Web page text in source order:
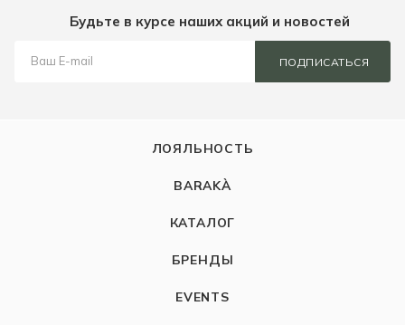
Будьте в курсе наших акций и новостей
ПОДПИСАТЬСЯ
ЛОЯЛЬНОСТЬ
BARAKÀ
КАТАЛОГ
БРЕНДЫ
EVENTS